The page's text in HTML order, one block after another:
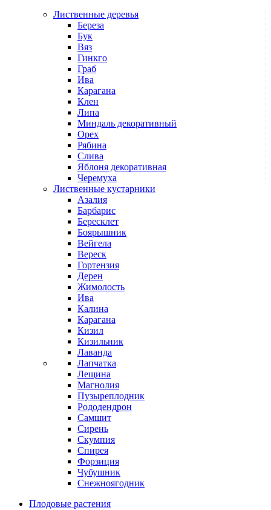
Лиственные деревья
Береза
Бук
Вяз
Гинкго
Граб
Ива
Карагана
Клен
Липа
Миндаль декоративный
Орех
Рябина
Слива
Яблоня декоративная
Черемуха
Лиственные кустарники
Азалия
Барбарис
Бересклет
Боярышник
Вейгела
Вереск
Гортензия
Дерен
Жимолость
Ива
Калина
Карагана
Кизил
Кизильник
Лаванда
Лапчатка
Лещина
Магнолия
Пузыреплодник
Рододендрон
Самшит
Сирень
Скумпия
Спирея
Форзиция
Чубушник
Снежноягодник
Плодовые растения